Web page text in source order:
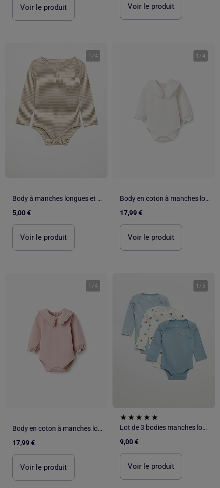
Voir le produit Voir le produit
1 /4
Body à manches longues et col boutonné
5,00 €
Voir le produit
1 /4
Body en coton à manches longues avec volants
17,99 €
Voir le produit
1 /4
Body en coton à manches longues avec volants
17,99 €
Voir le produit
1 / 5
Lot de 3 bodies manches longues
9,00 €
Voir le produit